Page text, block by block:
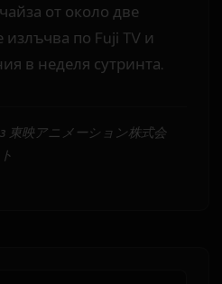
от около две
излъчва по Fuji TV и
в неделя сутринта.
東映アニメーション株式会